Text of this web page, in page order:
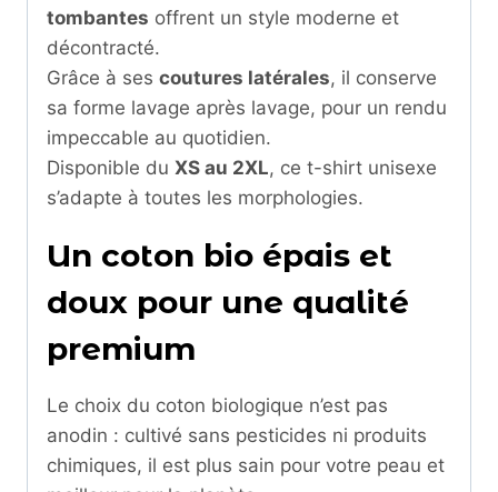
tombantes offrent un style moderne et
décontracté.
Grâce à ses coutures latérales, il conserve
sa forme lavage après lavage, pour un rendu
impeccable au quotidien.
Disponible du XS au 2XL, ce t-shirt unisexe
s’adapte à toutes les morphologies.
Un coton bio épais et
doux pour une qualité
premium
Le choix du coton biologique n’est pas
anodin : cultivé sans pesticides ni produits
chimiques, il est plus sain pour votre peau et